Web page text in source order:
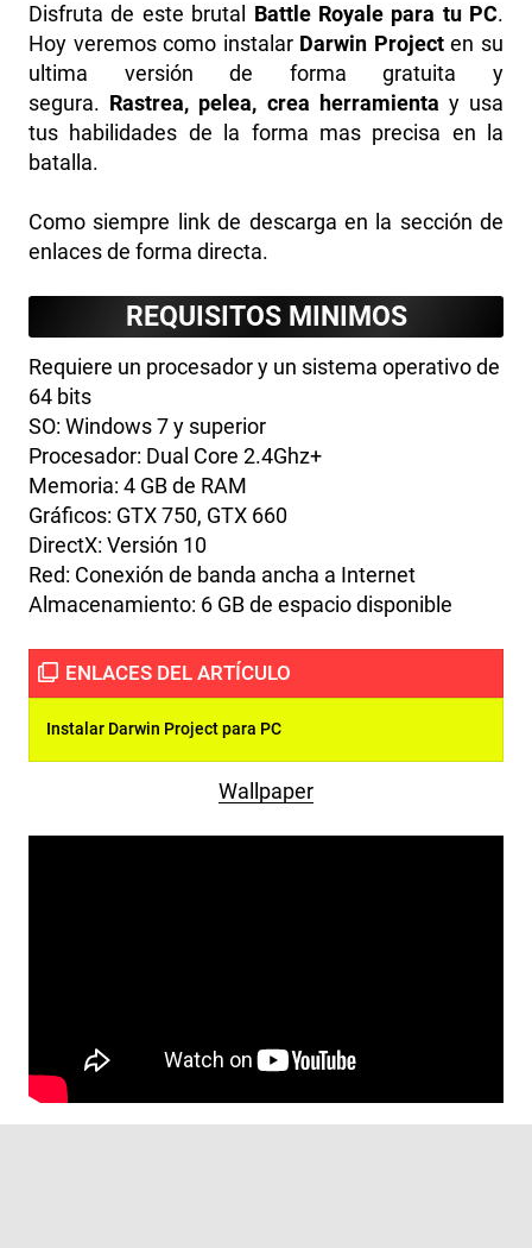
Disfruta de este brutal Battle Royale para tu PC.
Hoy veremos como instalarDarwin Projecten su
ultima versión de forma gratuita y
segura. Rastrea, pelea, crea herramienta y usa
tus habilidades de la forma mas precisa en la
batalla.
Como siempre link de descarga en la sección de
enlaces de forma directa.
REQUISITOS MINIMOS
Requiere un procesador y un sistema operativo de
64 bits
SO: Windows 7 y superior
Procesador: Dual Core 2.4Ghz+
Memoria: 4 GB de RAM
Gráficos: GTX 750, GTX 660
DirectX: Versión 10
Red: Conexión de banda ancha a Internet
Almacenamiento: 6 GB de espacio disponible
Instalar Darwin Project para PC
Wallpaper